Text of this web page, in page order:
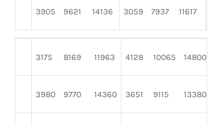
3905 9621 14136 3059 7937 11617
3175 8169 11963 4128 10065 14800
3980 9770 14360 3651 9115 13380